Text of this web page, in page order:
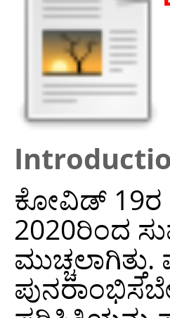
ಕೋವಿಡ್ 19ರ
2020ರಿಂದ